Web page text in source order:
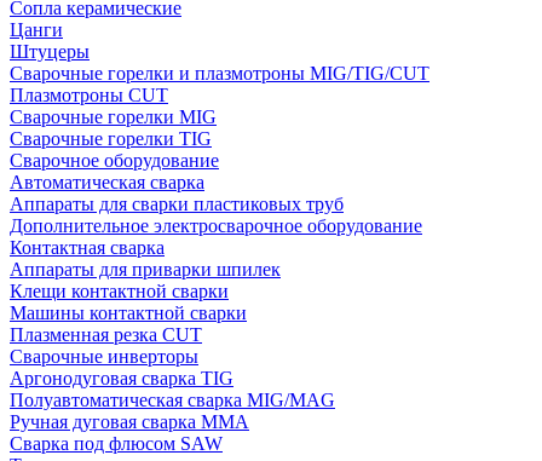
Сопла керамические
Цанги
Штуцеры
Сварочные горелки и плазмотроны MIG/TIG/CUT
Плазмотроны CUT
Сварочные горелки MIG
Сварочные горелки TIG
Сварочное оборудование
Автоматическая сварка
Аппараты для сварки пластиковых труб
Дополнительное электросварочное оборудование
Контактная сварка
Аппараты для приварки шпилек
Клещи контактной сварки
Машины контактной сварки
Плазменная резка CUT
Сварочные инверторы
Аргонодуговая сварка TIG
Полуавтоматическая сварка MIG/MAG
Ручная дуговая сварка MMA
Сварка под флюсом SAW